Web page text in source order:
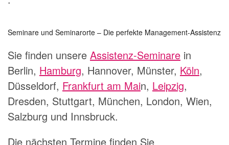
Seminare und Seminarorte – Die perfekte Management-Assistenz
Sie finden unsere Assistenz-Seminare in
Berlin, Hamburg, Hannover, Münster, Köln,
Düsseldorf, Frankfurt am Main, Leipzig,
Dresden, Stuttgart, München, London, Wien,
Salzburg und Innsbruck.
Die nächsten Termine finden Sie